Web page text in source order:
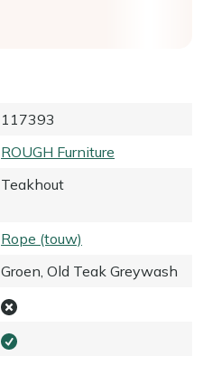
117393
ROUGH Furniture
Teakhout
Rope (touw)
Groen, Old Teak Greywash